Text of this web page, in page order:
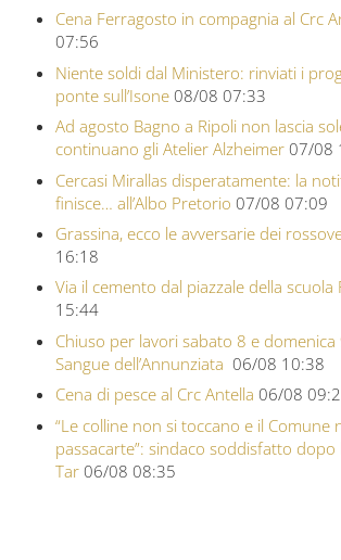
Cena Ferragosto in compagnia al Crc
07:56
Niente soldi dal Ministero: rinviati i
ponte sull’Isone 08/08 07:33
Ad agosto Bagno a Ripoli non lascia
continuano gli Atelier Alzheimer 07/08
Cercasi Mirallas disperatamente: la
finisce… all’Albo Pretorio 07/08 07:09
Grassina, ecco le avversarie dei
16:18
Via il cemento dal piazzale della scuola
15:44
Chiuso per lavori sabato 8 e domenica
Sangue dell’Annunziata 06/08 10:38
Cena di pesce al Crc Antella 06/08
“Le colline non si toccano e il Comune
passacarte”: sindaco soddisfatto dopo
Tar 06/08 08:35